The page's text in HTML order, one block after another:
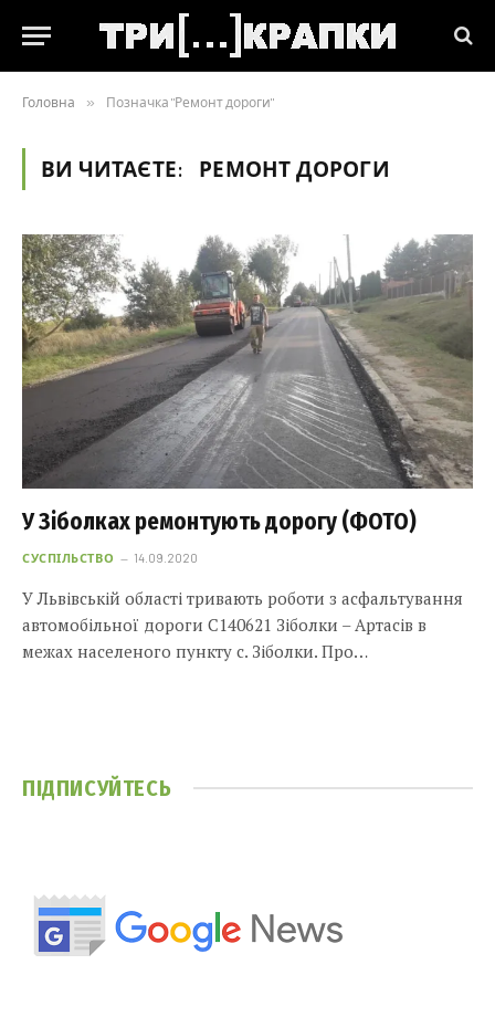
Головна » Позначка "Ремонт дороги"
ВИ ЧИТАЄТЕ: РЕМОНТ ДОРОГИ
У Зіболках ремонтують дорогу (ФОТО)
СУСПІЛЬСТВО 14.09.2020
У Львівській області тривають роботи з асфальтування
автомобільної дороги С140621 Зіболки – Артасів в
межах населеного пункту с. Зіболки. Про…
ПІДПИСУЙТЕСЬ